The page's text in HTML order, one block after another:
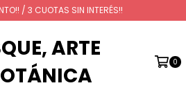
/ 3 CUOTAS SIN INTERÉS!!
ARTE
0